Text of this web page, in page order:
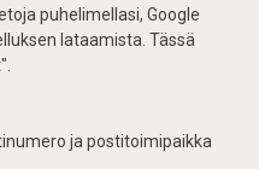
puhelimellasi, Google
lataamista. Tässä
ja postitoimipaikka